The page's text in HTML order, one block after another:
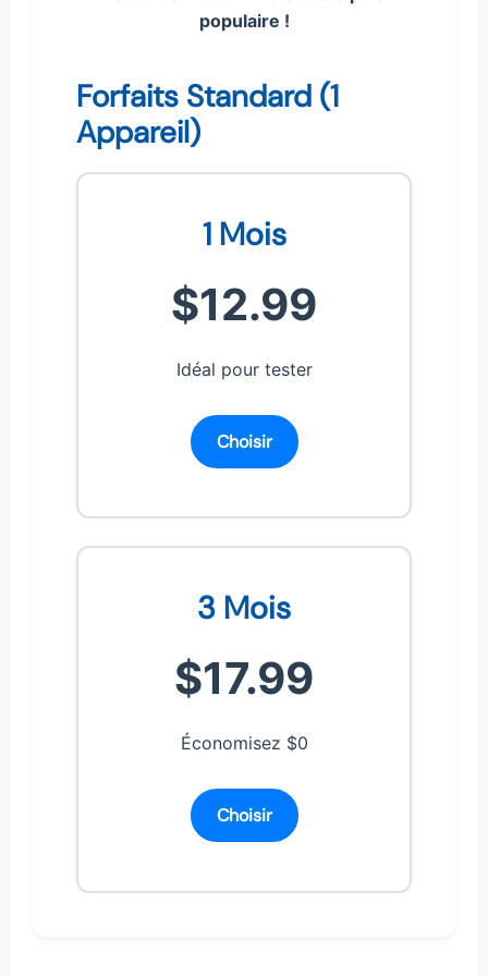
populaire !
Forfaits Standard (1
Appareil)
1 Mois
$12.99
Idéal pour tester
Choisir
3 Mois
$17.99
Économisez $0
Choisir